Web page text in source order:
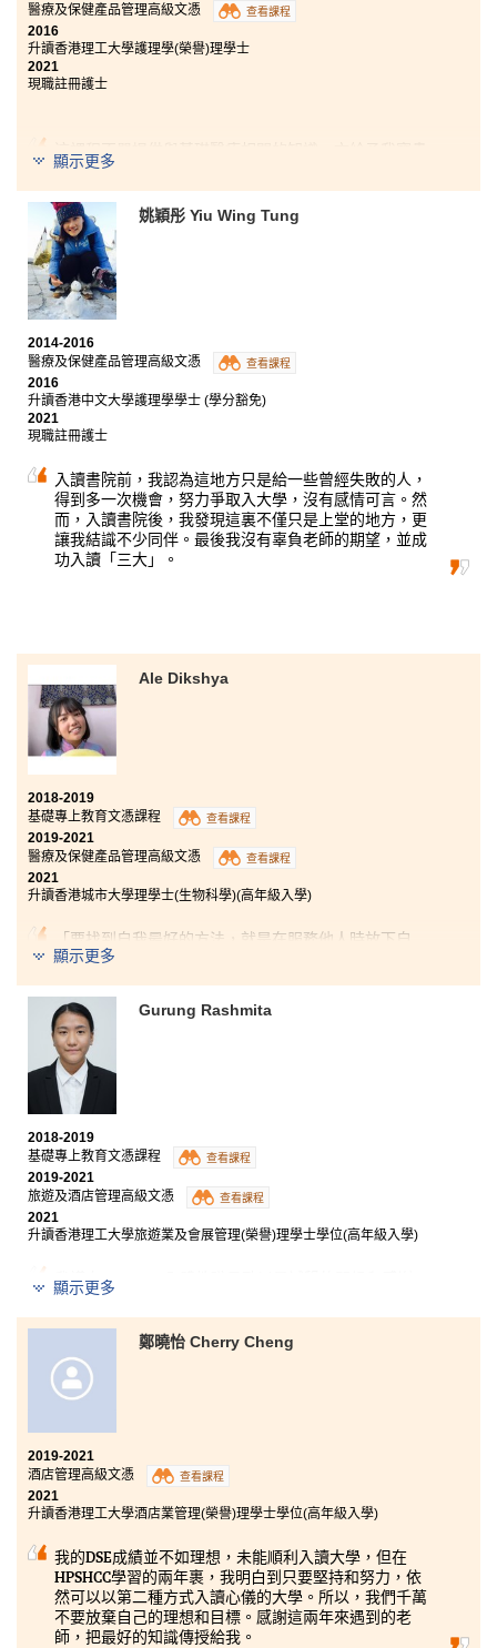
醫療及保健產品管理高級文憑 查看課程
2016
升讀香港理工大學護理學(榮譽)理學士
2021
現職註冊護士
這課程不單提供與基礎醫療相關的知識，亦給予我寶貴
的實習機會，例如於暑期到香港政府醫院及台灣中山醫
學大學醫院進行研習。兩年學習生涯中遇到任何困難，
老師們都樂於幫助。儘管進入大學的競爭很大，過程亦
不一定順利，但我常提醒自己：若要成功，千萬不要輕
易放棄理想！今天我終於做到了！
顯示更多
姚穎彤 Yiu Wing Tung
2014-2016
醫療及保健產品管理高級文憑
查看課程
2016
升讀香港中文大學護理學學士 (學分豁免)
2021
現職註冊護士
入讀書院前，我認為這地方只是給一些曾經失敗的人，
得到多一次機會，努力爭取入大學，沒有感情可言。然
而，入讀書院後，我發現這裏不僅只是上堂的地方，更
讓我結識不少同伴。最後我沒有辜負老師的期望，並成
功入讀「三大」。
Ale Dikshya
2018-2019
基礎專上教育文憑課程
查看課程
2019-2021
醫療及保健產品管理高級文憑
查看課程
2021
升讀香港城市大學理學士(生物科學)(高年級入學)
「要找到自我最好的方法，就是在服務他人時放下自
己。」在修讀醫療及保健產品管理高級文憑時，令我發
於疫情中，書院仍然為同學們提供一個良好的學習平
台，讓我們參加虛擬交流計劃和義工活動，應用所學的
藥房配藥技能。 因此，我非常感謝所有曾指導我和為我
未來鋪路的老師，我能肯定地說這兩年的學習生涯過得
十分充實。
顯示更多
Gurung Rashmita
2018-2019
基礎專上教育文憑課程
查看課程
2019-2021
旅遊及酒店管理高級文憑
查看課程
2021
升讀香港理工大學旅遊業及會展管理(榮譽)理學士學位(高年級入學)
我謹向 HPSHCC 全體教職員致以最誠懇的問候和感謝，
感激他們讓我認識及接觸旅遊和酒店業，以及為我們的
專科營造良好及愉快的學習環境。我佷有信心，學院絕
對能幫助我們將來對這學科學術上的深入理解、增加知
識和經驗。 我再次衷心感謝HPSHCC為我帶來的難忘回
憶及體驗，包括我在學期間的酒店實習經歷，使我獲益
良多。
顯示更多
鄭曉怡 Cherry Cheng
2019-2021
酒店管理高級文憑
查看課程
2021
升讀香港理工大學酒店業管理(榮譽)理學士學位(高年級入學)
我的DSE成績並不如理想，未能順利入讀大學，但在
HPSHCC學習的兩年裹，我明白到只要堅持和努力，依
然可以以第二種方式入讀心儀的大學。所以，我們千萬
不要放棄自己的理想和目標。感謝這兩年來遇到的老
師，把最好的知識傳授給我。